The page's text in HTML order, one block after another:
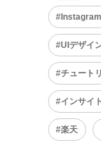
Instagram
UIデザイ
チュート
インサイト
楽天